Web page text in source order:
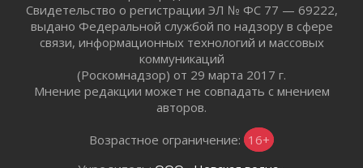
Ладожский мост на трассе «Кола» полностью
закроют для движения в ночь на 31 июля
30 июля 2026
Волейболисты из Всеволожского района
представят Ленинградскую область на
всероссийском финале в Москве
«Кубок Защитников Отечества» для
ветеранов СВО стартовал в Выборге
Свидетельство о регистрации ЭЛ № ФС 77 — 69222,
выдано Федеральной службой по надзору в сфере
связи, информационных технологий и массовых
коммуникаций
(Роскомнадзор) от 29 марта 2017 г.
Мнение редакции может не совпадать с мнением
авторов.
Возрастное ограничение: 16+